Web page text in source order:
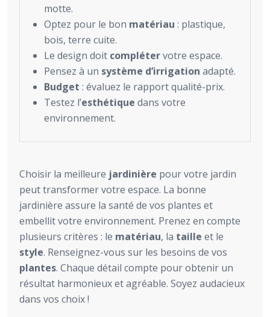
motte.
Optez pour le bon matériau : plastique,
bois, terre cuite.
Le design doit complétervotre espace.
Pensez à un système d’irrigation adapté.
Budget : évaluez le rapport qualité-prix.
Testez l’esthétique dans votre
environnement.
Choisir la meilleure jardinière pour votre jardin
peut transformer votre espace. La bonne
jardinière assure la santé de vos plantes et
embellit votre environnement. Prenez en compte
plusieurs critères : le matériau, la taille et le
style. Renseignez-vous sur les besoins de vos
plantes. Chaque détail compte pour obtenir un
résultat harmonieux et agréable. Soyez audacieux
dans vos choix !